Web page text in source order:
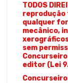
TODOS
reprodução
qualquer
mecânico,
sem
Concurseiro
editor (Lei